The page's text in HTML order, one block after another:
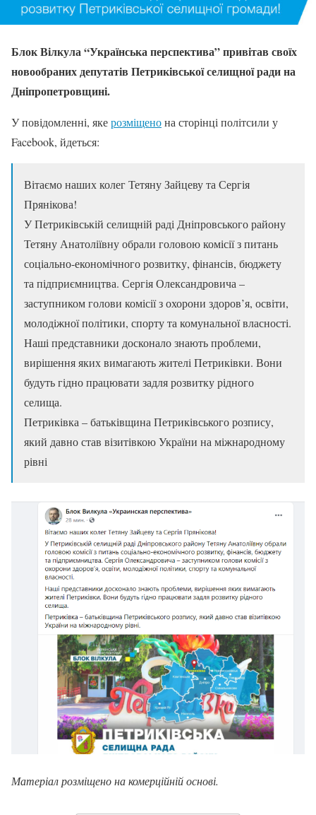
Блок Вілкула “Українська перспектива” привітав своїх
новообраних депутатів Петриківської селищної ради на
Дніпропетровщині.
У повідомленні, якерозміщенона сторінці політсили у
Facebook, йдеться:
Вітаємо наших колег Тетяну Зайцеву та Сергія
Прянікова!
У Петриківській селищній раді Дніпровського району
Тетяну Анатоліївну обрали головою комісії з питань
соціально-економічного розвитку, фінансів, бюджету
та підприємництва. Сергія Олександровича –
заступником голови комісії з охорони здоров’я, освіти,
молодіжної політики, спорту та комунальної власності.
Наші представники досконало знають проблеми,
вирішення яких вимагають жителі Петриківки. Вони
будуть гідно працювати задля розвитку рідного
селища.
Петриківка – батьківщина Петриківського розпису,
який давно став візитівкою України на міжнародному
рівні
Матеріал розміщено на комерційній основі.